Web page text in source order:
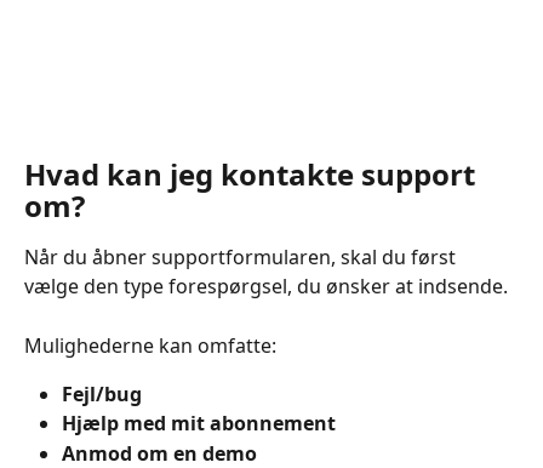
Hvad kan jeg kontakte support
om?
Når du åbner supportformularen, skal du først
vælge den type forespørgsel, du ønsker at indsende.
Mulighederne kan omfatte:
Fejl/bug
Hjælp med mit abonnement
Anmod om en demo